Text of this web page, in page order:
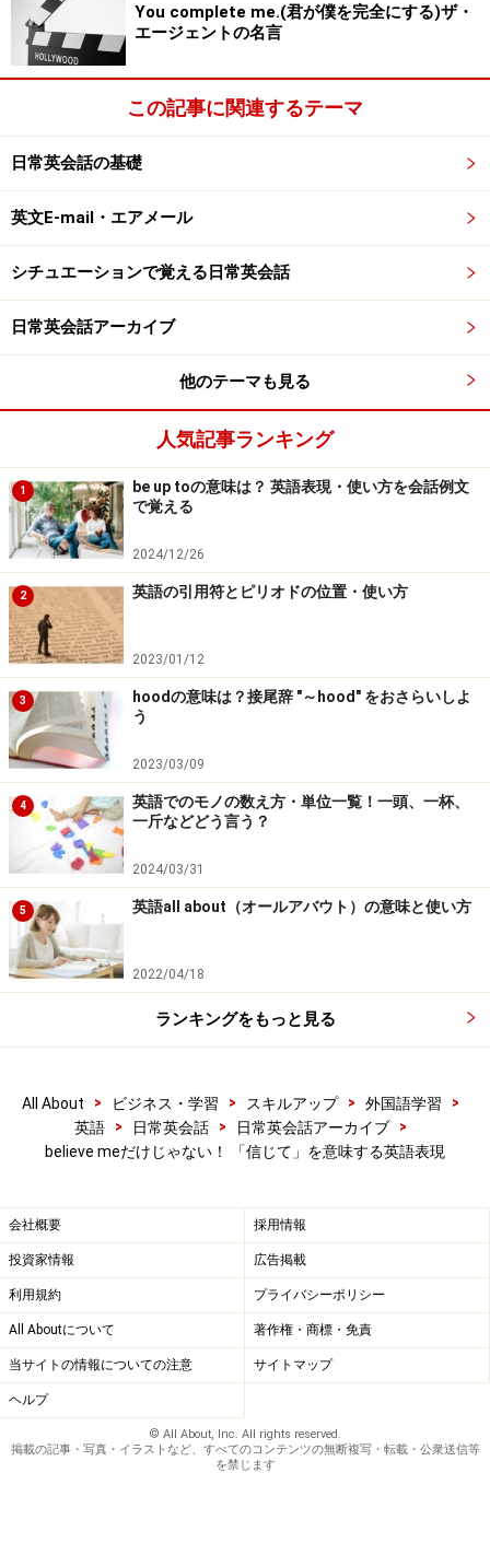
You complete me.(君が僕を完全にする)ザ・
エージェントの名言
この記事に関連するテーマ
日常英会話の基礎
英文E-mail・エアメール
シチュエーションで覚える日常英会話
日常英会話アーカイブ
他のテーマも見る
人気記事ランキング
1
be up toの意味は？ 英語表現・使い方を会話例文
で覚える
2024/12/26
2 英語の引用符とピリオドの位置・使い方
2023/01/12
3
hoodの意味は？接尾辞 "～hood" をおさらいしよ
う
2023/03/09
4
英語でのモノの数え方・単位一覧！一頭、一杯、
一斤などどう言う？
2024/03/31
5 英語all about（オールアバウト）の意味と使い方
2022/04/18
ランキングをもっと見る
All About > ビジネス・学習 > スキルアップ > 外国語学習
>
英語
> 日常英会話 > 日常英会話アーカイブ
>
believe meだけじゃない！ 「信じて」を意味する英語表現
会社概要 採用情報
投資家情報 広告掲載
利用規約 プライバシーポリシー
All Aboutについて 著作権・商標・免責
当サイトの情報についての注意 サイトマップ
ヘルプ
© All About, Inc. All rights reserved.
掲載の記事・写真・イラストなど、すべてのコンテンツの無断複写・転載・公衆送信等
を禁じます